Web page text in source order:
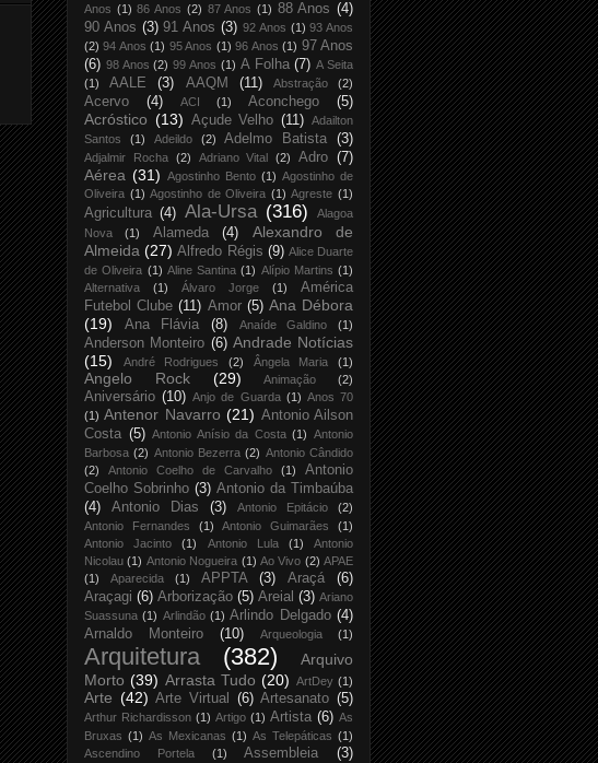
Anos (1) 86 Anos (2) 87 Anos (1) 88 Anos (4)
90 Anos (3) 91 Anos (3) 92 Anos (1) 93 Anos
(2) 94 Anos (1) 95 Anos (1) 96 Anos (1) 97 Anos
(6) 98 Anos (2) 99 Anos (1) A Folha (7) A Seita
(1)
AALE (3) AAQM (11) Abstração (2)
Acervo (4) ACI (1) Aconchego (5)
Acróstico (13) Açude Velho (11) Adailton
Santos
(1) Adeildo (2) Adelmo Batista (3)
Adjalmir Rocha (2) Adriano Vital (2) Adro (7)
Aérea (31) Agostinho Bento (1) Agostinho de
Oliveira (1) Agostinho de Oliveira (1) Agreste (1)
Agricultura (4) Ala-Ursa (316)
Alagoa
Nova
(1) Alameda (4)
Alexandro de
Almeida (27) Alfredo Régis (9) Alice Duarte
de Oliveira (1) Aline Santina (1) Alípio Martins (1)
Alternativa
(1) Álvaro Jorge (1)
América
Futebol Clube (11) Amor (5) Ana Débora
(19)
Ana Flávia (8) Anaíde Galdino (1)
Anderson Monteiro (6) Andrade Notícias
(15)
André Rodrigues (2) Ângela Maria (1)
Angelo Rock (29) Animação (2)
Aniversário (10) Anjo de Guarda (1) Anos 70
(1) Antenor Navarro (21) Antonio Ailson
Costa (5) Antonio Anísio da Costa (1) Antonio
Barbosa (2) Antonio Bezerra (2) Antonio Cândido
(2)
Antonio Coelho de Carvalho (1)
Antonio
Coelho Sobrinho (3) Antonio da Timbaúba
(4)
Antonio Dias (3) Antonio Epitácio
(2)
Antonio Fernandes
(1) Antonio Guimarães
(1)
Antonio Jacinto
(1) Antonio Lula (1)
Antonio
Nicolau (1) Antonio Nogueira (1) Ao Vivo (2) APAE
(1)
Aparecida (1) APPTA (3) Araçá
(6)
Araçagi (6) Arborização (5) Areial (3) Ariano
Suassuna (1) Arlindão (1) Arlindo Delgado (4)
Arnaldo Monteiro
(10) Arqueologia (1)
Arquitetura (382)
Arquivo
Morto (39) Arrasta Tudo (20) ArtDey (1)
Arte (42) Arte Virtual (6) Artesanato (5)
Arthur Richardisson (1) Artigo (1) Artista (6) As
Bruxas (1) As Mexicanas (1) As Telepáticas (1)
Ascendino Portela
(1) Assembleia (3)